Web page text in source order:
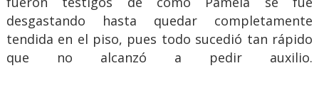
desgastando hasta quedar completamente
tendida en el piso, pues todo sucedió tan rápido
que no alcanzó a pedir auxilio.